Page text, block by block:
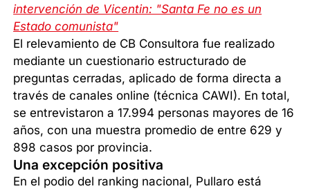
intervención de Vicentin: "Santa Fe no es un
Estado comunista"
El relevamiento de CB Consultora fue realizado
mediante un cuestionario estructurado de
preguntas cerradas, aplicado de forma directa a
través de canales online (técnica CAWI). En total,
se entrevistaron a 17.994 personas mayores de 16
años, con una muestra promedio de entre 629 y
898 casos por provincia.
Una excepción positiva
En el podio del ranking nacional, Pullaro está